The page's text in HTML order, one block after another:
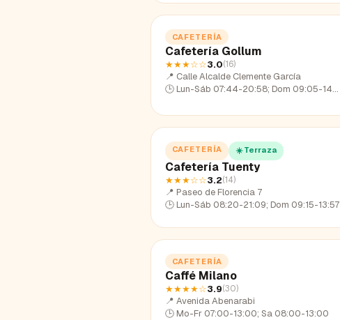
CAFETERÍA
Cafetería Gollum
★★★☆☆3.0(16)
📍 Calle Alcalde Clemente García
🕒 Lun-Sáb 07:44-20:58; Dom 09:05-14:19
CAFETERÍA ☀️ Terraza
Cafetería Tuenty
★★★☆☆3.2(14)
📍 Paseo de Florencia 7
🕒 Lun-Sáb 08:20-21:09; Dom 09:15-13:57
CAFETERÍA
Caffé Milano
★★★★☆3.9(30)
📍 Avenida Abenarabi
🕒 Mo-Fr 07:00-13:00; Sa 08:00-13:00